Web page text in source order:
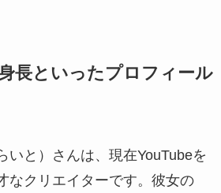
長といったプロフィール
と）さんは、現在YouTubeを
なクリエイターです。彼女の